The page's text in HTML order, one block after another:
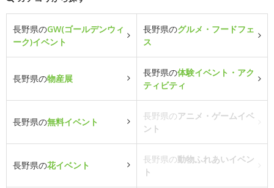
長野県のGW(ゴールデンウィ
ーク)イベント
長野県のグルメ・フードフェ
ス
長野県の物産展
長野県の体験イベント・アク
ティビティ
長野県の無料イベント
長野県のアニメ・ゲームイベ
ント
長野県の花イベント
長野県の動物ふれあいイベン
ト